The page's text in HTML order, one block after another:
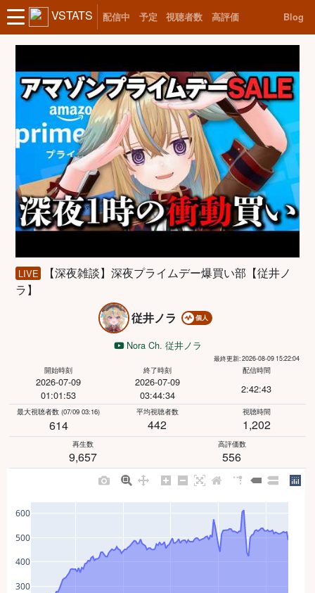
VSTATS 配信中 予定 視聴者数 高評価 Blog
LIVE
【深夜雑談】深夜プライムデー爆買い部【従井ノ
ラ】
従井ノラ
個人
Nora Ch. 従井ノラ
最終更新: 2026-08-09 15:22:04
開始時刻
2026-07-09
01:01:53
終了時刻
2026-07-09
03:44:34
配信時間
2:42:43
最大視聴者数 (07/09 03:16)
614
平均視聴者数
442
視聴時間
1,202
再生数
9,657
高評価数
556
300
400
500
600